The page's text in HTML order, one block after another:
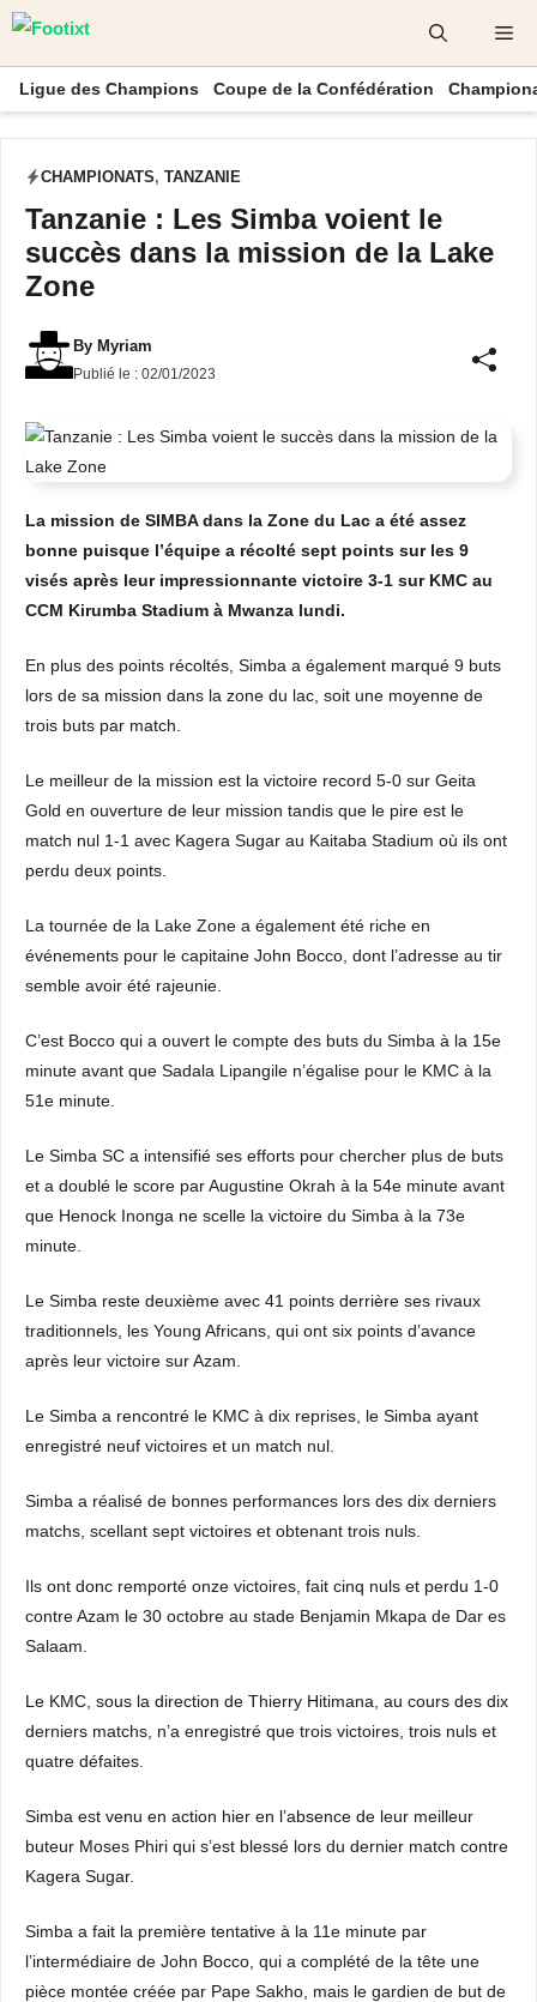
Aller
contenu
Ligue des Champions Coupe de la Confédération
CHAMPIONATS, TANZANIE
Tanzanie : Les Simba voient le
succès dans la mission de la Lake
Zone
By Myriam
Publié le : 02/01/2023
La mission de SIMBA dans la Zone du Lac a été assez
bonne puisque l’équipe a récolté sept points sur les 9
visés après leur impressionnante victoire 3-1 sur KMC au
CCM Kirumba Stadium à Mwanza lundi.
En plus des points récoltés, Simba a également marqué 9 buts
lors de sa mission dans la zone du lac, soit une moyenne de
trois buts par match.
Le meilleur de la mission est la victoire record 5-0 sur Geita
Gold en ouverture de leur mission tandis que le pire est le
match nul 1-1 avec Kagera Sugar au Kaitaba Stadium où ils ont
perdu deux points.
La tournée de la Lake Zone a également été riche en
événements pour le capitaine John Bocco, dont l’adresse au tir
semble avoir été rajeunie.
C’est Bocco qui a ouvert le compte des buts du Simba à la 15e
minute avant que Sadala Lipangile n’égalise pour le KMC à la
51e minute.
Le Simba SC a intensifié ses efforts pour chercher plus de buts
et a doublé le score par Augustine Okrah à la 54e minute avant
que Henock Inonga ne scelle la victoire du Simba à la 73e
minute.
Le Simba reste deuxième avec 41 points derrière ses rivaux
traditionnels, les Young Africans, qui ont six points d’avance
après leur victoire sur Azam.
Le Simba a rencontré le KMC à dix reprises, le Simba ayant
enregistré neuf victoires et un match nul.
Simba a réalisé de bonnes performances lors des dix derniers
matchs, scellant sept victoires et obtenant trois nuls.
Ils ont donc remporté onze victoires, fait cinq nuls et perdu 1-0
contre Azam le 30 octobre au stade Benjamin Mkapa de Dar es
Salaam.
Le KMC, sous la direction de Thierry Hitimana, au cours des dix
derniers matchs, n’a enregistré que trois victoires, trois nuls et
quatre défaites.
Simba est venu en action hier en l’absence de leur meilleur
buteur Moses Phiri qui s’est blessé lors du dernier match contre
Kagera Sugar.
Simba a fait la première tentative à la 11e minute par
l’intermédiaire de John Bocco, qui a complété de la tête une
pièce montée créée par Pape Sakho, mais le gardien de but de